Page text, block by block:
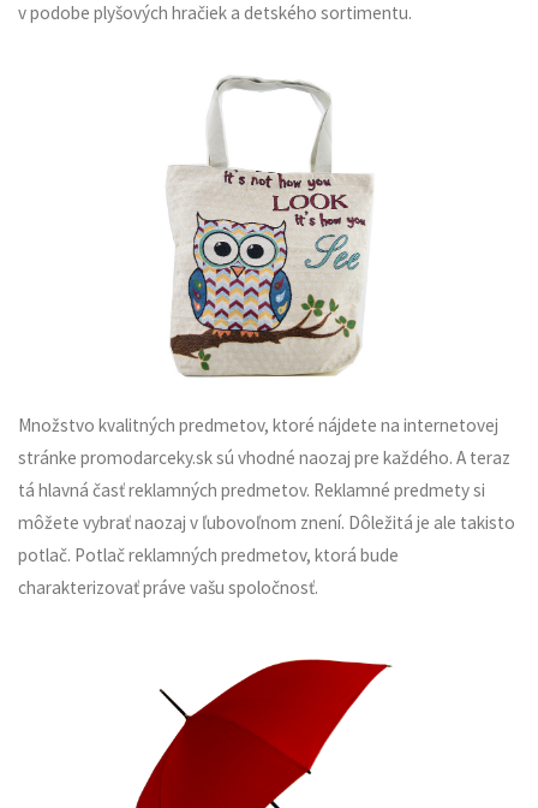
v podobe plyšových hračiek a detského sortimentu.
Množstvo kvalitných predmetov, ktoré nájdete na internetovej
stránke promodarceky.sk sú vhodné naozaj pre každého. A teraz
tá hlavná časť reklamných predmetov. Reklamné predmety si
môžete vybrať naozaj v ľubovoľnom znení. Dôležitá je ale takisto
potlač. Potlač reklamných predmetov, ktorá bude
charakterizovať práve vašu spoločnosť.